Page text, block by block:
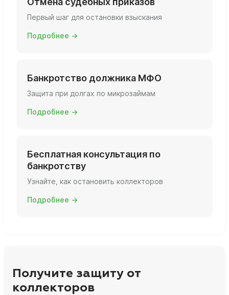
Первый шаг для остановки взыскания
Подробнее →
Банкротство должника МФО
Защита при долгах по микрозаймам
Подробнее →
Бесплатная консультация по
банкротству
Узнайте, как остановить коллекторов
Подробнее →
Получите защиту от
коллекторов